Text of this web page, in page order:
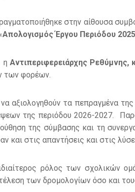
στην αίθουσα
Απολογισμός Έργου Περιόδου
ηΑντιπεριφερειάρχης Ρεθύμνης,
των φορέων.
αξιολογηθούν τα πεπραγμένα
της περιόδου 2026-2027.
της σύμβασης και τη
και στις απαντήσεις και στις
ρόλος των σχολικών
των δρομολογίων όσο και